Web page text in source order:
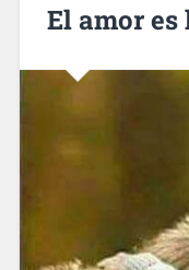
El amor